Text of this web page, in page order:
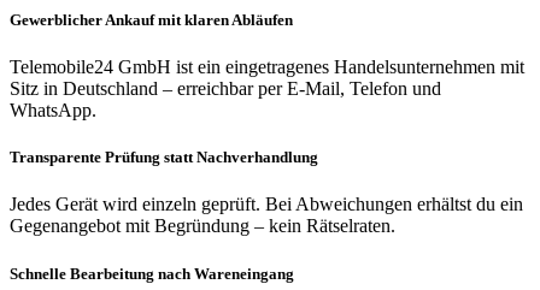
Gewerblicher Ankauf mit klaren Abläufen
Telemobile24 GmbH ist ein eingetragenes Handelsunternehmen mit
Sitz in Deutschland – erreichbar per E-Mail, Telefon und
WhatsApp.
Transparente Prüfung statt Nachverhandlung
Jedes Gerät wird einzeln geprüft. Bei Abweichungen erhältst du ein
Gegenangebot mit Begründung – kein Rätselraten.
Schnelle Bearbeitung nach Wareneingang